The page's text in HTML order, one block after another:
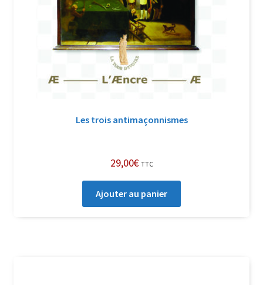
Les trois antimaçonnismes
29,00€ TTC
Ajouter au panier